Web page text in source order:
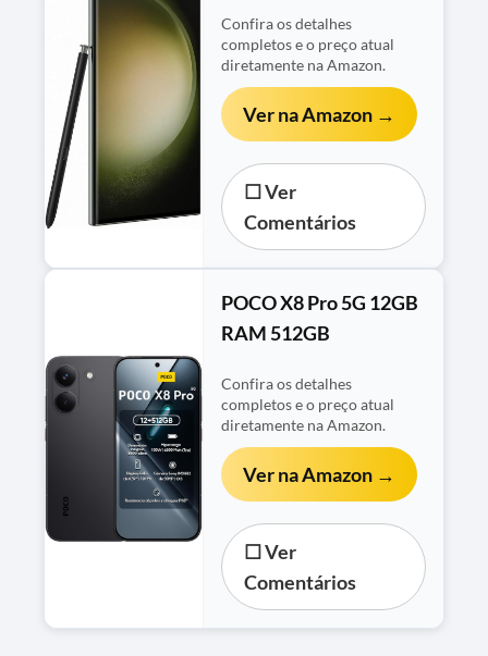
Confira os detalhes
completos e o preço atual
diretamente na Amazon.
Ver na Amazon →
☐ Ver
Comentários
POCO X8 Pro 5G 12GB
RAM 512GB
Confira os detalhes
completos e o preço atual
diretamente na Amazon.
Ver na Amazon →
☐ Ver
Comentários